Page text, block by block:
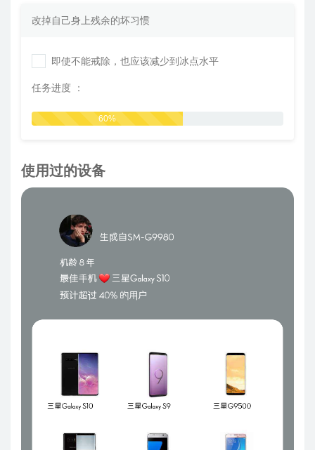
改掉自己身上残余的坏习惯
即使不能戒除，也应该减少到冰点水平
任务进度 ：
60%
使用过的设备